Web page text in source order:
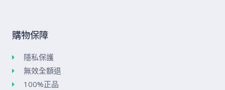
購物保障
隱私保護
無效全額退
100%正品